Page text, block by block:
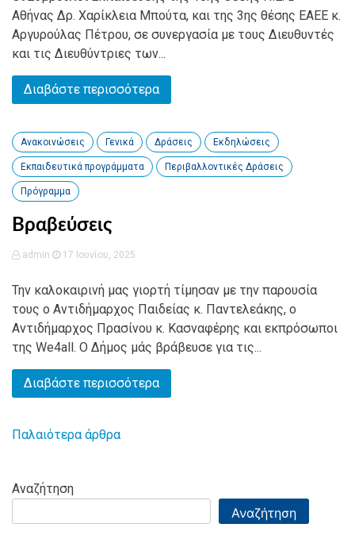
Αθήνας Δρ. Χαρίκλεια Μπούτα, και της 3ης θέσης ΕΑΕΕ κ.
Αργυρούλας Πέτρου, σε συνεργασία με τους Διευθυντές
και τις Διευθύντριες των...
Διαβάστε περισσότερα
Ανακοινώσεις Γενικά Δράσεις Εκδηλώσεις
Εκπαιδευτικά προγράμματα Περιβαλλοντικές Δράσεις
Πρόγραμμα
Βραβεύσεις
admin 17 Ιουνίου, 2025
Την καλοκαιρινή μας γιορτή τίμησαν με την παρουσία
τους ο Αντιδήμαρχος Παιδείας κ. Παντελεάκης, ο
Αντιδήμαρχος Πρασίνου κ. Κασναφέρης και εκπρόσωποι
της We4all. Ο Δήμος μάς βράβευσε για τις...
Διαβάστε περισσότερα
Πλοήγηση
άρθρων
Παλαιότερα άρθρα
Αναζήτηση
Αναζήτηση